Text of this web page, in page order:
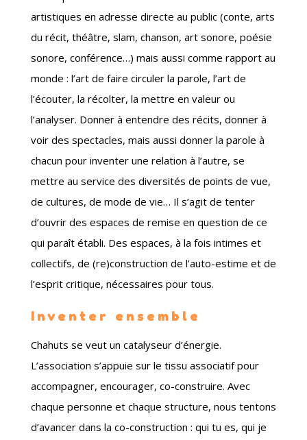
artistiques en adresse directe au public (conte, arts
du récit, théâtre, slam, chanson, art sonore, poésie
sonore, conférence…) mais aussi comme rapport au
monde : l’art de faire circuler la parole, l’art de
l’écouter, la récolter, la mettre en valeur ou
l’analyser. Donner à entendre des récits, donner à
voir des spectacles, mais aussi donner la parole à
chacun pour inventer une relation à l’autre, se
mettre au service des diversités de points de vue,
de cultures, de mode de vie… Il s’agit de tenter
d’ouvrir des espaces de remise en question de ce
qui paraît établi. Des espaces, à la fois intimes et
collectifs, de (re)construction de l’auto-estime et de
l’esprit critique, nécessaires pour tous.
Inventer ensemble
Chahuts se veut un catalyseur d’énergie.
L’association s’appuie sur le tissu associatif pour
accompagner, encourager, co-construire. Avec
chaque personne et chaque structure, nous tentons
d’avancer dans la co-construction : qui tu es, qui je